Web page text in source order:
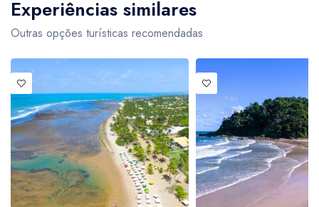
Experiências similares
Outras opções turísticas recomendadas